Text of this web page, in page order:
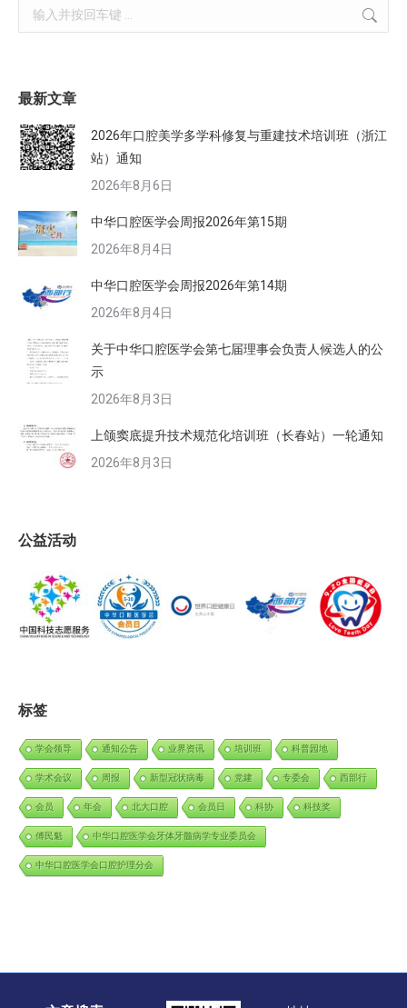
Search:
最新文章
2026年口腔美学多学科修复与重建技术培训班（浙江
站）通知
2026年8月6日
中华口腔医学会周报2026年第15期
2026年8月4日
中华口腔医学会周报2026年第14期
2026年8月4日
关于中华口腔医学会第七届理事会负责人候选人的公
示
2026年8月3日
上颌窦底提升技术规范化培训班（长春站）一轮通知
2026年8月3日
公益活动
标签
学会领导 通知公告 业界资讯 培训班 科普园地
学术会议 周报 新型冠状病毒 党建 专委会 西部行
会员 年会 北大口腔 会员日 科协 科技奖
傅民魁 中华口腔医学会牙体牙髓病学专业委员会
中华口腔医学会口腔护理分会